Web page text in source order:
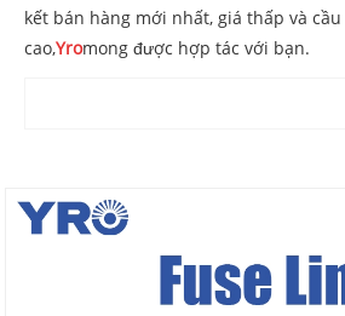
kết bán hàng mới nhất, giá thấp và
cao,Yromong được hợp tác với bạn.